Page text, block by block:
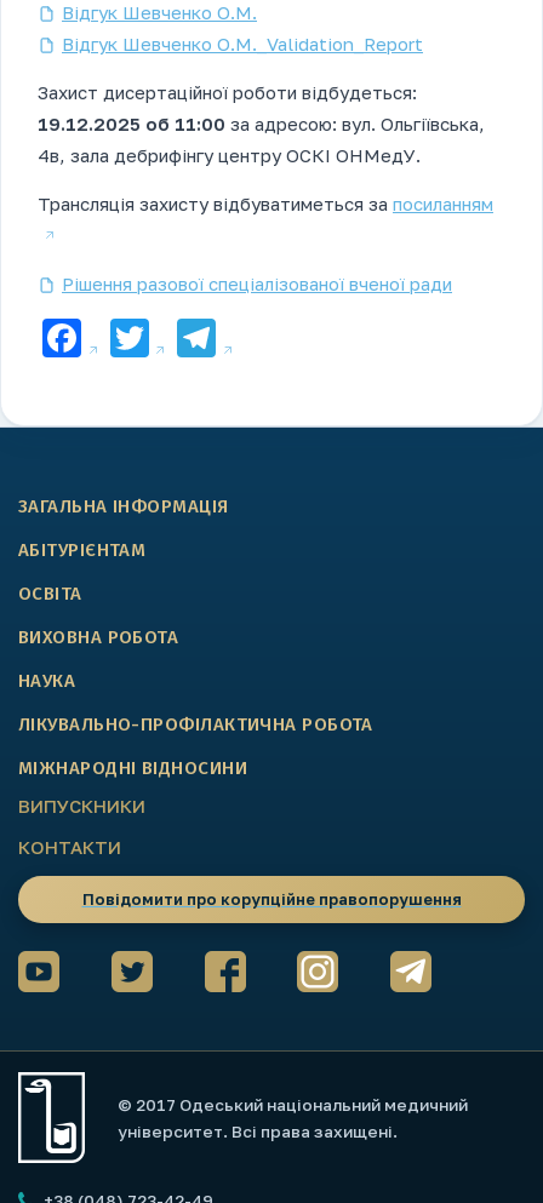
Відгук Шевченко О.М.
Відгук Шевченко О.М._Validation_Report
Захист дисертаційної роботи відбудеться:
19.12.2025 об 11:00 за адресою: вул. Ольгіївська,
4в, зала дебрифінгу центру ОСКІ ОНМедУ.
Трансляція захисту відбуватиметься за посиланням
Рішення разової спеціалізованої вченої ради
Facebook
TwitterTelegram
ЗАГАЛЬНА ІНФОРМАЦІЯ
АБІТУРІЄНТАМ
ОСВІТА
ВИХОВНА РОБОТА
НАУКА
ЛІКУВАЛЬНО-ПРОФІЛАКТИЧНА РОБОТА
МІЖНАРОДНІ ВІДНОСИНИ
ВИПУСКНИКИ
КОНТАКТИ
Повідомити про корупційне правопорушення
© 2017 Одеський національний медичний
університет. Всі права захищені.